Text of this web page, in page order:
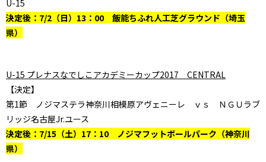
U-15
決定後：7/2（日）13：00 飯能ちふれ人工芝グラウンド（埼玉
県）
U-15 プレナスなでしこアカデミーカップ2017 CENTRAL
【決定】
第1節 ノジマステラ神奈川相模原アヴェニーレ ｖｓ ＮＧＵラブ
リッジ名古屋Jr.ユース
決定後：7/15（土）17：10 ノジマフットボールパーク（神奈川
県）